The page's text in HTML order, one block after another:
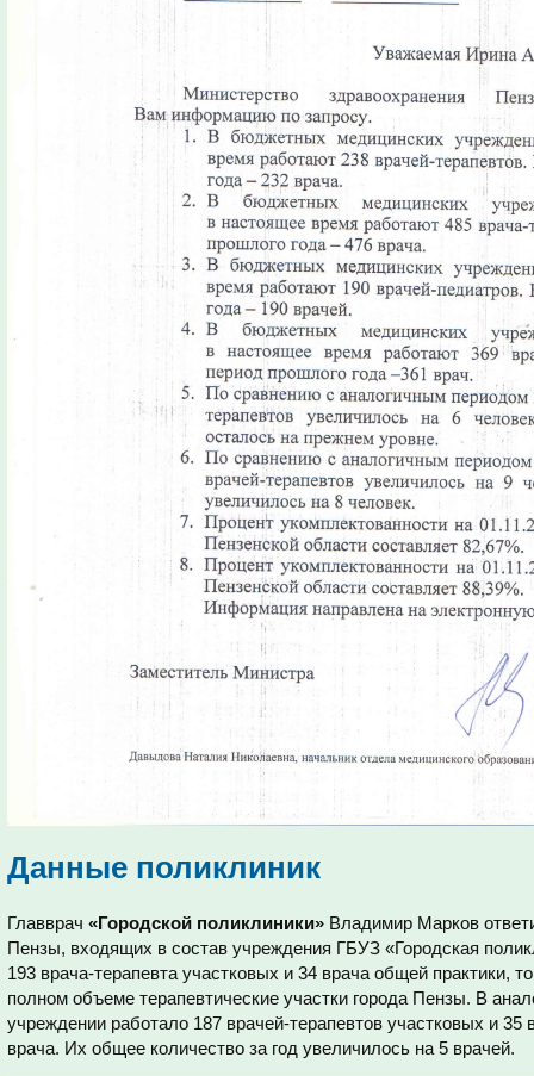
Данные поликлиник
Главврач «Городской поликлиники» Владимир Марков
Пензы, входящих в состав учреждения ГБУЗ «Городская
193 врача-терапевта участковых и 34 врача общей практики,
полном объеме терапевтические участки города Пензы. В
учреждении работало 187 врачей-терапевтов участковых и 35
врача. Их общее количество за год увеличилось на 5 врачей.